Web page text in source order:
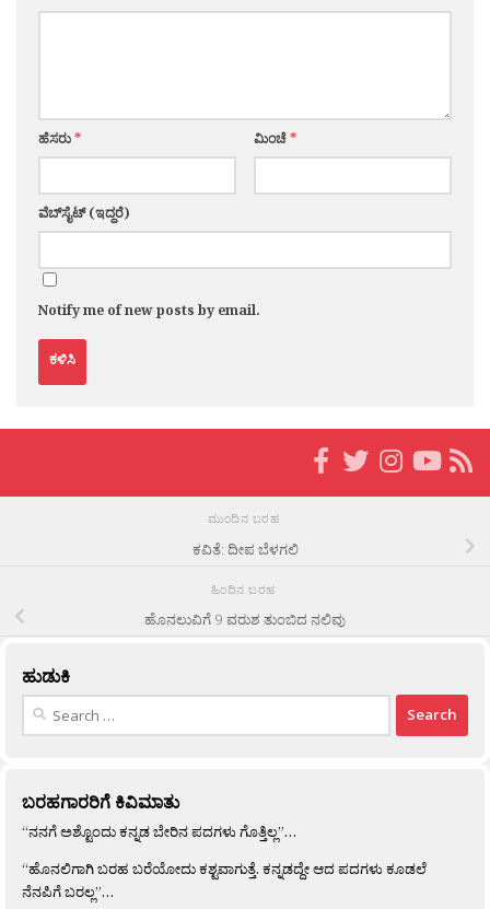
ಹೆಸರು* ಮಿಂಚೆ*
ವೆಬ್‌ಸೈಟ್ (ಇದ್ದರೆ)
Notify me of new posts by email.
ಮುಂದಿನ ಬರಹ
ಕವಿತೆ: ದೀಪ ಬೆಳಗಲಿ
ಹಿಂದಿನ ಬರಹ
ಹೊನಲುವಿಗೆ 9 ವರುಶ ತುಂಬಿದ ನಲಿವು
ಹುಡುಕಿ
Search
ಬರಹಗಾರರಿಗೆ ಕಿವಿಮಾತು
“ನನಗೆ ಅಶ್ಟೊಂದು ಕನ್ನಡ ಬೇರಿನ ಪದಗಳು ಗೊತ್ತಿಲ್ಲ”…
“ಹೊನಲಿಗಾಗಿ ಬರಹ ಬರೆಯೋದು ಕಶ್ಟವಾಗುತ್ತೆ. ಕನ್ನಡದ್ದೇ ಆದ ಪದಗಳು ಕೂಡಲೆ
ನೆನಪಿಗೆ ಬರಲ್ಲ”…